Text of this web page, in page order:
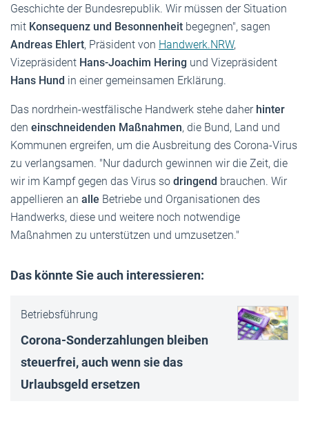
Geschichte der Bundesrepublik. Wir müssen der Situation
mit Konsequenz und Besonnenheit begegnen", sagen
Andreas Ehlert, Präsident von Handwerk.NRW,
Vizepräsident Hans-Joachim Hering und Vizepräsident
Hans Hund in einer gemeinsamen Erklärung.
Das nordrhein-westfälische Handwerk stehe daher hinter
den einschneidenden Maßnahmen, die Bund, Land und
Kommunen ergreifen, um die Ausbreitung des Corona-Virus
zu verlangsamen. "Nur dadurch gewinnen wir die Zeit, die
wir im Kampf gegen das Virus so dringend brauchen. Wir
appellieren an alle Betriebe und Organisationen des
Handwerks, diese und weitere noch notwendige
Maßnahmen zu unterstützen und umzusetzen."
Das könnte Sie auch interessieren:
Betriebsführung
Corona-Sonderzahlungen bleiben
steuerfrei, auch wenn sie das
Urlaubsgeld ersetzen